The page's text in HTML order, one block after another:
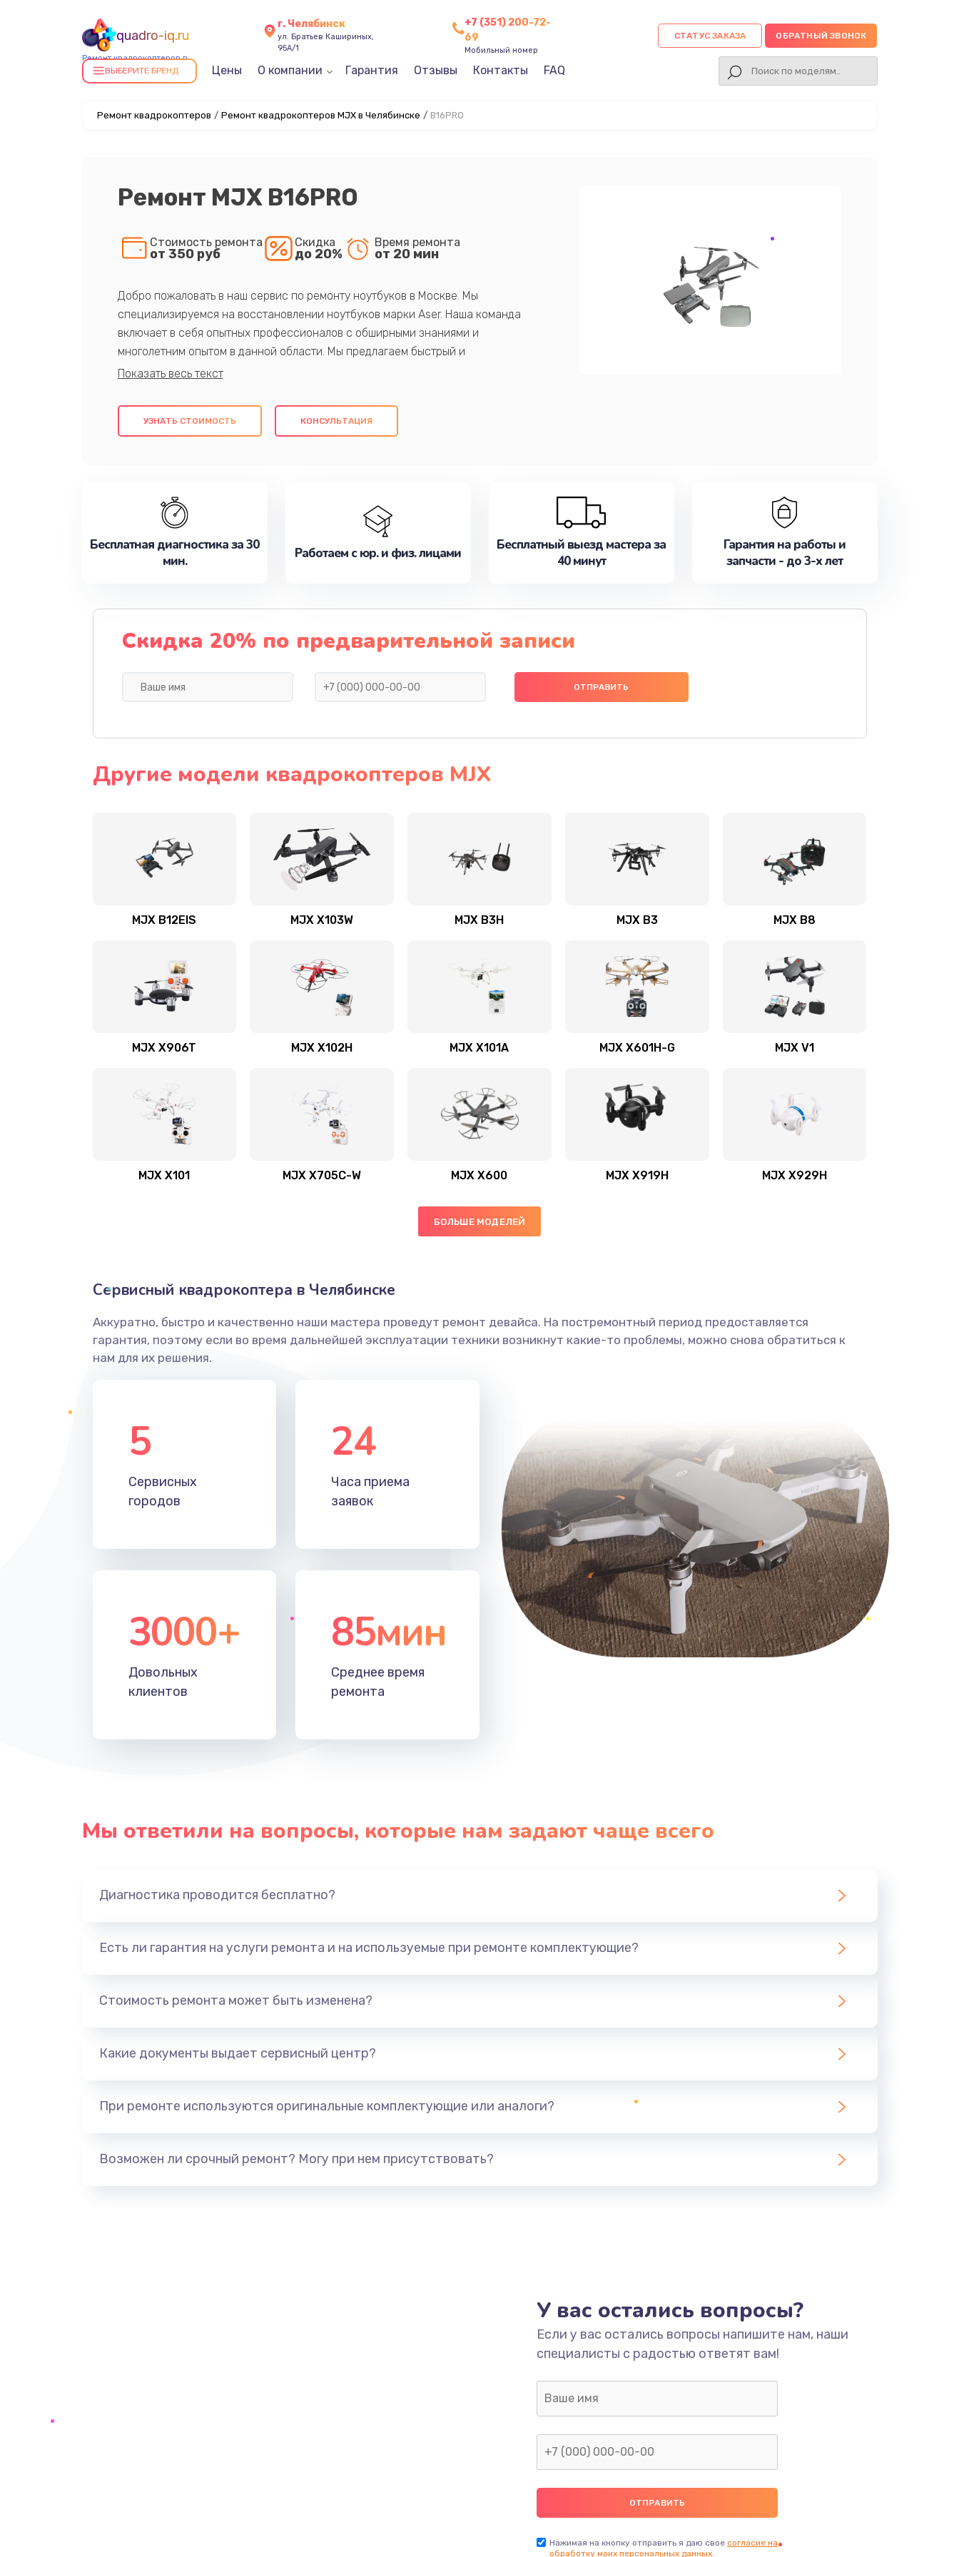
quadro-iq.ru
Ремонт квадрокоптеров в
Челябинске
г. Челябинск
ул. Братьев Кашириных,
95А/1
+7 (351) 200-72-
69
Мобильный номер
СТАТУС ЗАКАЗА ОБРАТНЫЙ ЗВОНОК
ВЫБЕРИТЕ БРЕНД Цены О компании Гарантия Отзывы Контакты FAQ
Ремонт квадрокоптеров / Ремонт квадрокоптеров MJX в Челябинске / B16PRO
Ремонт MJX B16PRO
Стоимость ремонта
от 350 руб
Скидка
до 20%
Время ремонта
от 20 мин
Добро пожаловать в наш сервис по ремонту ноутбуков в Москве. Мы
специализируемся на восстановлении ноутбуков марки Aser. Наша команда
включает в себя опытных профессионалов с обширными знаниями и
многолетним опытом в данной области. Мы предлагаем быстрый и
качественный ремонт с использованием оригинальных компонентов, а также
клиентам надежное и профессиональное обслуживание, удовлетворяя их
потребности наилучшим образом. Не медлите записаться на ремонт уже
УЗНАТЬ СТОИМОСТЬ КОНСУЛЬТАЦИЯ
Бесплатная диагностика за 30
мин.
Работаем с юр. и физ. лицами
Бесплатный выезд мастера за
40 минут
Гарантия на работы и
запчасти - до 3-х лет
Скидка 20% по предварительной записи
Другие модели квадрокоптеров MJX
MJX B12EIS MJX X103W MJX B3H MJX B3 MJX B8
MJX X906T MJX X102H MJX X101A MJX X601H-G MJX V1
MJX X101 MJX X705C-W MJX X600 MJX X919H MJX X929H
БОЛЬШЕ МОДЕЛЕЙ
Сервисный квадрокоптера в Челябинске
Аккуратно, быстро и качественно наши мастера проведут ремонт девайса. На постремонтный период предоставляется
гарантия, поэтому если во время дальнейшей эксплуатации техники возникнут какие-то проблемы, можно снова обратиться к
нам для их решения.
5
Сервисных
городов
24
Часа приема
заявок
3000+
Довольных
клиентов
85мин
Среднее время
ремонта
Мы ответили на вопросы, которые нам задают чаще всего
Диагностика проводится бесплатно?
Есть ли гарантия на услуги ремонта и на используемые при ремонте комплектующие?
Стоимость ремонта может быть изменена?
Какие документы выдает сервисный центр?
При ремонте используются оригинальные комплектующие или аналоги?
Возможен ли срочный ремонт? Могу при нем присутствовать?
У вас остались вопросы?
Если у вас остались вопросы напишите нам, наши
специалисты с радостью ответят вам!
Нажимая на кнопку отправить я даю свое согласие на
обработку моих персональных данных.